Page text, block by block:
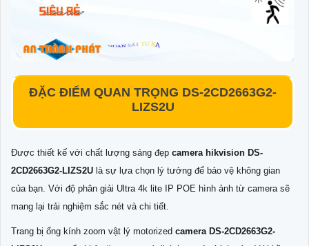
ĐẶC ĐIỂM QUAN TRỌNG DS-2CD2663G2-
LIZS2U
Được thiết kế với chất lượng sáng đẹp camera hikvision DS-
2CD2663G2-LIZS2U là sự lựa chọn lý tưởng để bảo vệ không gian
của bạn. Với độ phân giải Ultra 4k lite IP POE hình ảnh từ camera sẽ
mang lại trải nghiệm sắc nét và chi tiết.
Trang bị ống kính zoom vật lý motorized camera DS-2CD2663G2-